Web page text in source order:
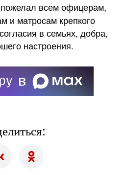
пожелал всем офицерам,
и матросам крепкого
в семьях, добра,
настроения.